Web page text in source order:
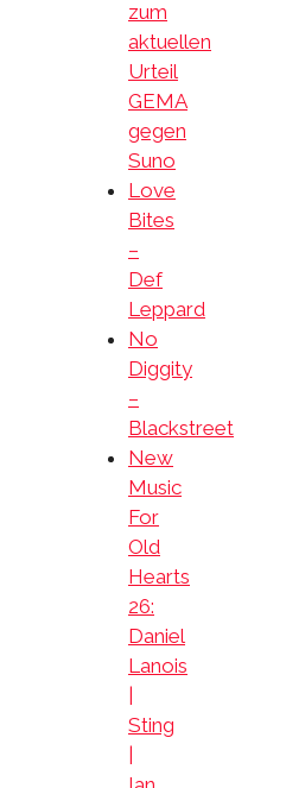
zum
aktuellen
Urteil
GEMA
gegen
Suno
Love
Bites
–
Def
Leppard
No
Diggity
–
Blackstreet
New
Music
For
Old
Hearts
26:
Daniel
Lanois
|
Sting
|